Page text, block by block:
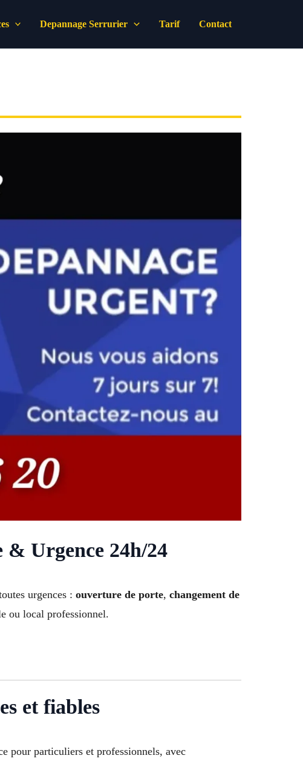
Depannage Serrurier Tarif Contact
& Urgence 24h/24
urgences : ouverture de porte, changement de
ou local professionnel.
et fiables
pour particuliers et professionnels, avec